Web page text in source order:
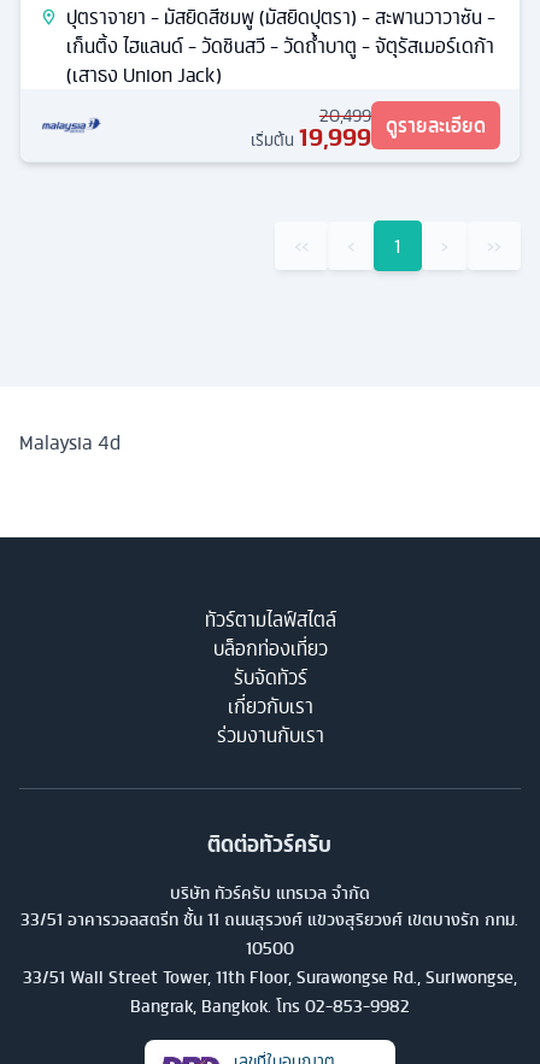
ปุตราจายา - มัสยิดสีชมพู (มัสยิดปุตรา) - สะพานวาวาซัน -
เก็นติ้ง ไฮแลนด์ - วัดชินสวี - วัดถํ้าบาตู - จัตุรัสเมอร์เดก้า
(เสาธง Union Jack)
20,499
เริ่มต้น 19,999 ดูรายละเอียด
‹‹ ‹ 1 › ››
Malaysia 4d
ทัวร์ตามไลฟ์สไตล์
บล็อกท่องเที่ยว
รับจัดทัวร์
เกี่ยวกับเรา
ร่วมงานกับเรา
ติดต่อทัวร์ครับ
บริษัท ทัวร์ครับ แทรเวล จำกัด
33/51 อาคารวอลสตรีท ชั้น 11 ถนนสุรวงศ์ แขวงสุริยวงศ์ เขตบางรัก กทม.
10500
33/51 Wall Street Tower, 11th Floor, Surawongse Rd., Suriwongse,
Bangrak, Bangkok. โทร 02-853-9982